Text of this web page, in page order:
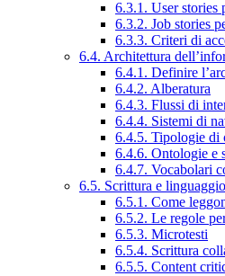
6.3.1. User stories
6.3.2. Job stories
6.3.3. Criteri di
6.4. Architettura
6.4.1. Definire
6.4.2. Alberatura
6.4.3. Flussi di
6.4.4. Sistemi di
6.4.5. Tipologie di
6.4.6. Ontologie e
6.4.7. Vocabolari
6.5. Scrittura e linguaggio
6.5.1. Come
6.5.2. Le regole
6.5.3. Microtesti
6.5.4. Scrittura
6.5.5. Content